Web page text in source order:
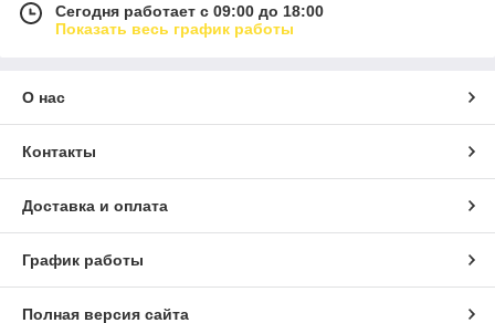
Сегодня работает с 09:00 до 18:00
Показать весь график работы
О нас
Контакты
Доставка и оплата
График работы
Полная версия сайта